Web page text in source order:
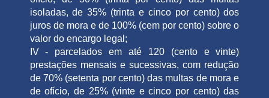
isoladas, de 35% (trinta e cinco por cento) dos
juros de mora e de 100% (cem por cento) sobre o
valor do encargo legal;
IV - parcelados em até 120 (cento e vinte)
prestações mensais e sucessivas, com redução
de 70% (setenta por cento) das multas de mora e
de ofício, de 25% (vinte e cinco por cento) das